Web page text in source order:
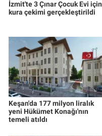
İzmit'te 3 Çınar Çocuk Evi için
kura çekimi gerçekleştirildi
Keşan'da 177 milyon liralık
yeni Hükümet Konağı'nın
temeli atıldı